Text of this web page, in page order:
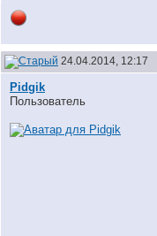
24.04.2014, 12:17
Pidgik
Пользователь